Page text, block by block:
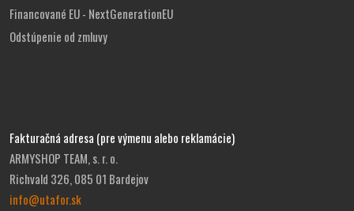
Financované EU - NextGenerationEU
Odstúpenie od zmluvy
Fakturačná adresa (pre výmenu alebo reklamácie)
ARMYSHOP TEAM, s. r. o.
Richvald 326, 085 01 Bardejov
info@utafor.sk